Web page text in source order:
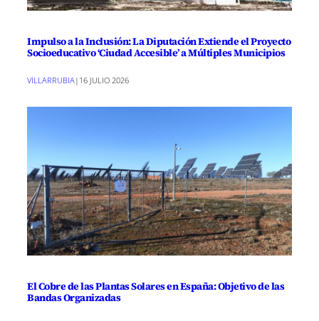
Impulso a la Inclusión: La Diputación Extiende el Proyecto
Socioeducativo ‘Ciudad Accesible’ a Múltiples Municipios
VILLARRUBIA | 16 JULIO 2026
El Cobre de las Plantas Solares en España: Objetivo de las
Bandas Organizadas